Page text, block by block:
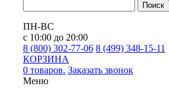
Поиск
ПН-ВС
с 10:00 до 20:00
8 (800) 302-77-06 8 (499) 348-15-11
КОРЗИНА
0 товаров. Заказать звонок
Меню